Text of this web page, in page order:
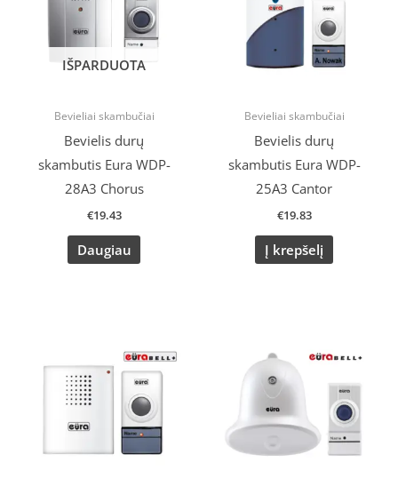
IŠPARDUOTA
Bevieliai skambučiai
Bevielis durų
skambutis Eura WDP-
28A3 Chorus
€19.43
Daugiau
Bevieliai skambučiai
Bevielis durų
skambutis Eura WDP-
25A3 Cantor
€19.83
Į krepšelį